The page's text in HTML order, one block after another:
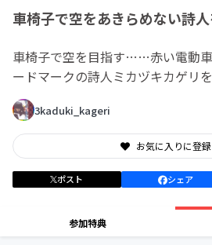
車椅子で空をあきらめない詩
車椅子で空を目指す……赤い電動
ードマークの詩人ミカヅキカゲリ
3kaduki_kageri
お気に入りに登
ポスト シェア
参加特典